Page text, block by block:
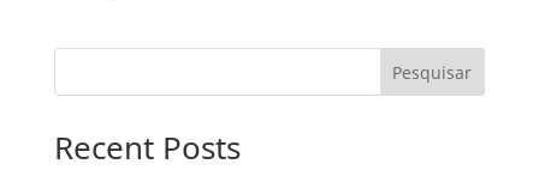
Pesquisar
Recent Posts